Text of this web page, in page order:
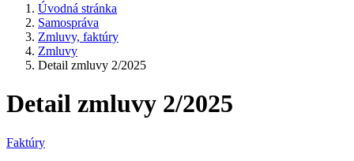
Úvodná stránka
Samospráva
Zmluvy, faktúry
Zmluvy
Detail zmluvy 2/2025
Detail zmluvy 2/2025
Faktúry